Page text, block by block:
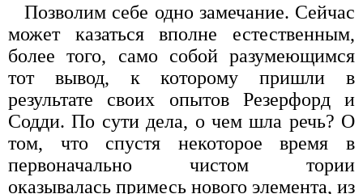
Позволим себе одно замечание. Сейчас
может казаться вполне естественным,
более того, само собой разумеющимся
тот вывод, к которому пришли в
результате своих опытов Резерфорд и
Содди. По сути дела, о чем шла речь? О
том, что спустя некоторое время в
первоначально чистом тории
оказывалась примесь нового элемента, из